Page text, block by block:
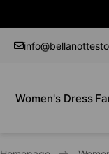
Women's Dress